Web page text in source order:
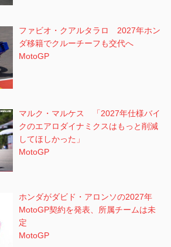
ファビオ・クアルタラロ 2027年ホン
ダ移籍でクルーチーフも交代へ
MotoGP
マルク・マルケス 「2027年仕様バイ
クのエアロダイナミクスはもっと削減
してほしかった」
MotoGP
ホンダがダビド・アロンソの2027年
MotoGP契約を発表、所属チームは未
定
MotoGP